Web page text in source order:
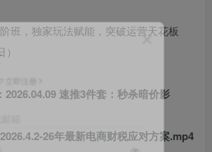
2026.04.09 速推3件套：秒杀暗价影
26年最新电商财税应对方案.mp4